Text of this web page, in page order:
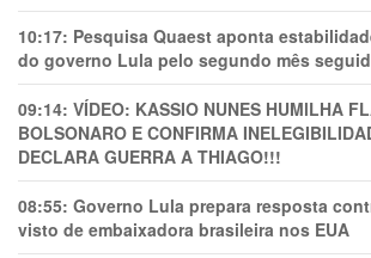
10:17: Pesquisa Quaest aponta
do governo Lula pelo segundo mês
09:14: VÍDEO: KASSIO NUNES HUMlLHA
BOLSONARO E CONFIRMA
DECLARA GUERRA A THIAGO!!!
08:55: Governo Lula prepara resposta
visto de embaixadora brasileira nos EUA